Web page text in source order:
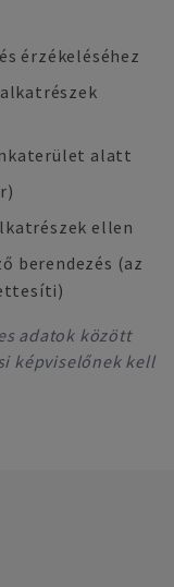
érzékeléséhez
alatt
ellen
berendezés (az
adatok között
képviselőnek kell